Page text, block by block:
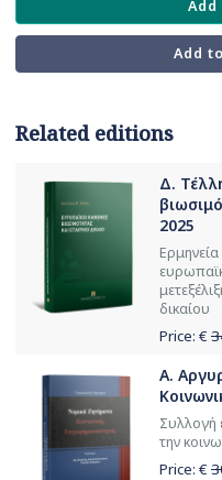
Add
Related editions
Δ.
2025
δικαίου
Price: €
Α.
Συλλογή
την
Price: €